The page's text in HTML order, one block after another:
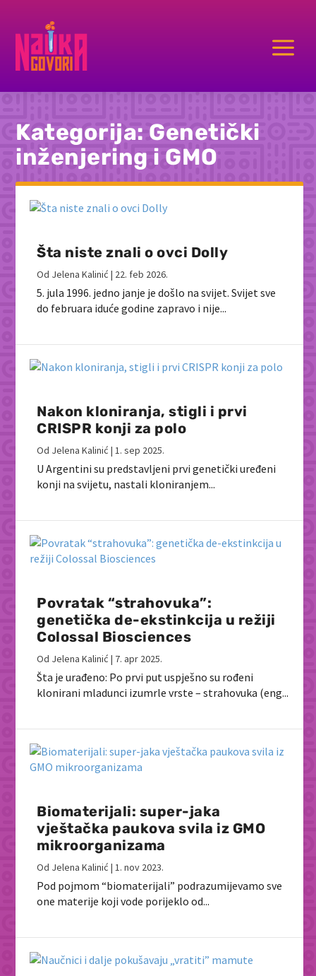
a
Kategorija: Genetički
inženjering i GMO
Šta niste znali o ovci Dolly
Od Jelena Kalinić | 22. feb 2026.
5. jula 1996. jedno janje je došlo na svijet. Svijet sve
do februara iduće godine zapravo i nije...
Nakon kloniranja, stigli i prvi
CRISPR konji za polo
Od Jelena Kalinić |1. sep 2025.
U Argentini su predstavljeni prvi genetički uređeni
konji na svijetu, nastali kloniranjem...
Povratak “strahovuka”:
genetička de-ekstinkcija u režiji
Colossal Biosciences
Od Jelena Kalinić | 7. apr 2025.
Šta je urađeno: Po prvi put uspješno su rođeni
klonirani mladunci izumrle vrste – strahovuka (eng...
Biomaterijali: super-jaka
vještačka paukova svila iz GMO
mikroorganizama
Od Jelena Kalinić |1. nov 2023.
Pod pojmom “biomaterijali” podrazumijevamo sve
one materije koji vode porijeklo od...